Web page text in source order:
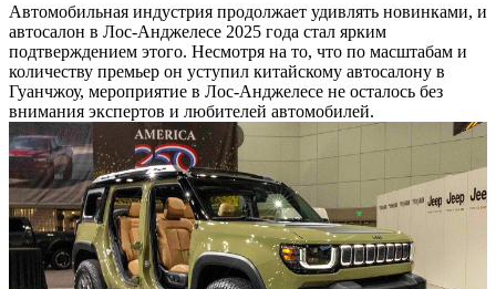
Автомобильная индустрия продолжает удивлять новинками, и
автосалон в Лос-Анджелесе 2025 года стал ярким
подтверждением этого. Несмотря на то, что по масштабам и
количеству премьер он уступил китайскому автосалону в
Гуанчжоу, мероприятие в Лос-Анджелесе не осталось без
внимания экспертов и любителей автомобилей.